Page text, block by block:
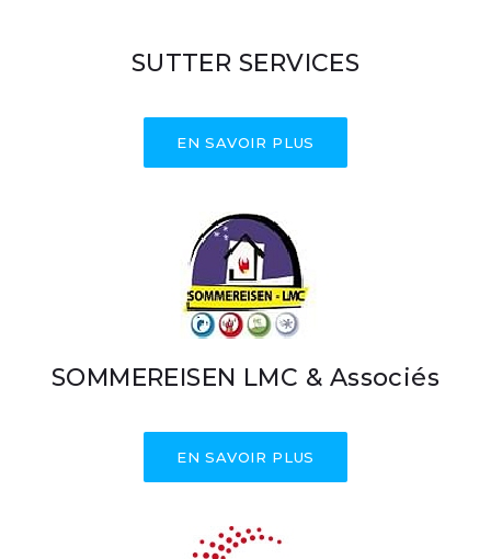
SUTTER SERVICES
EN SAVOIR PLUS
SOMMEREISEN LMC & Associés
EN SAVOIR PLUS